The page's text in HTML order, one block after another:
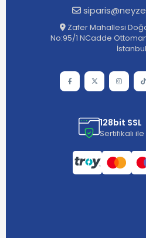
Zafer Mahallesi
No:95/1 NCadde
İstanbul
128bit SSL
Sertifikalı